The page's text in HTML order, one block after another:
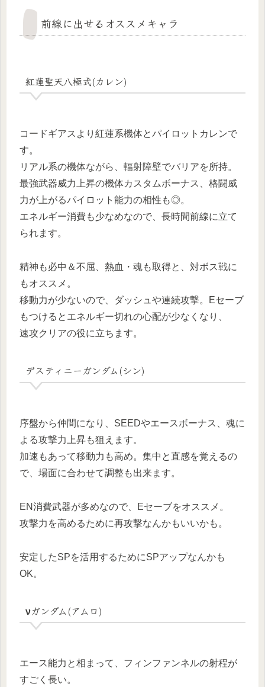
前線に出せるオススメキャラ
紅蓮聖天八極式(カレン)
コードギアスより紅蓮系機体とパイロットカレンで
す。
リアル系の機体ながら、輻射障壁でバリアを所持。
最強武器威力上昇の機体カスタムボーナス、格闘威
力が上がるパイロット能力の相性も◎。
エネルギー消費も少なめなので、長時間前線に立て
られます。
精神も必中＆不屈、熱血・魂も取得と、対ボス戦に
もオススメ。
移動力が少ないので、ダッシュや連続攻撃。Eセーブ
もつけるとエネルギー切れの心配が少なくなり、
速攻クリアの役に立ちます。
デスティニーガンダム(シン)
序盤から仲間になり、SEEDやエースボーナス、魂に
よる攻撃力上昇も狙えます。
加速もあって移動力も高め。集中と直感を覚えるの
で、場面に合わせて調整も出来ます。
EN消費武器が多めなので、Eセーブをオススメ。
攻撃力を高めるために再攻撃なんかもいいかも。
安定したSPを活用するためにSPアップなんかも
OK。
νガンダム(アムロ)
エース能力と相まって、フィンファンネルの射程が
すごく長い。